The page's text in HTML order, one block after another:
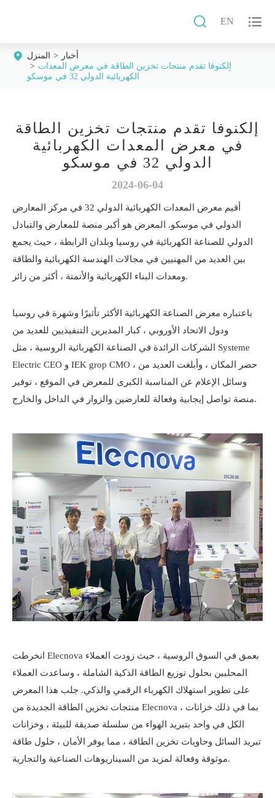
 EN 
المنزل
أخبار
إلكنوفا تقدم منتجات تخزين الطاقة في معرض المعدات
الكهربائية الدولي 32 في موسكو
إلكنوفا تقدم منتجات تخزين الطاقة
في معرض المعدات الكهربائية
الدولي 32 في موسكو
2024-06-04
أقيم معرض المعدات الكهربائية الدولي 32 في مركز المعارض
الدولي في موسكو. المعرض هو أكبر منصة للمعارض والتبادل
الدولي للصناعة الكهربائية في روسيا وبلدان الرابطة ، حيث يجمع
بين العديد من المهنيين في مجالات الهندسة الكهربائية والطاقة
ومعدات البناء الكهربائية والأتمتة ، أكثر من زائر.
باعتباره معرض الصناعة الكهربائية الأكثر تأثيرًا وشهرة في روسيا
ودول الاتحاد الأوروبي ، كبار المديرين التنفيذيين للعديد من
الشركات الرائدة في الصناعة الكهربائية الروسية ، مثل Systeme
Electric CEO و IEK grop CMO ، حضر المكان ، وأبلغت العديد من
وسائل الإعلام عن المناسبة الكبرى للمعرض في الموقع ، توفير
منصة تواصل إيجابية وفعالة للعارضين والزوار في الداخل والخارج.
انخرطت Elecnova بعمق في السوق الروسية ، حيث زودت العملاء
المحليين بحلول توزيع الطاقة الذكية الشاملة ، وساعدت العملاء
على تطوير استهلاك الكهرباء الرقمي والذكي. جلب هذا المعرض
منتجات تخزين الطاقة الجديدة من Elecnova ، بما في ذلك خزانات
الكل في واحد بتبريد الهواء من سلسلة صديقة للبيئة ، وخزانات
تبريد السائل وحاويات تخزين الطاقة ، مما يوفر الأمان ، حلول طاقة
موثوقة وفعالة لمزيد من السيناريوهات الصناعية والتجارية.